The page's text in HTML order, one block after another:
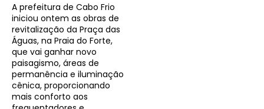
A prefeitura de Cabo Frio
iniciou ontem as obras de
revitalização da Praça das
Águas, na Praia do Forte,
que vai ganhar novo
paisagismo, áreas de
permanência e iluminação
cênica, proporcionando
mais conforto aos